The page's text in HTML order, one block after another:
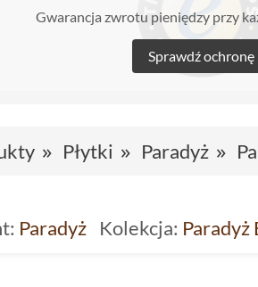
Gwarancja zwrotu pieniędzy przy
Sprawdź ochronę
Płytki Paradyż
Paradyż Kolekcja: Paradyż